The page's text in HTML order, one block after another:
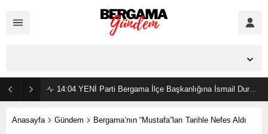
14:04 YENİ Parti Bergama İlçe Başkanlığına İsmail Durmaz görevlendirildi
Anasayfa Gündem Bergama’nın “Mustafa”ları Tarihle Nefes Aldı